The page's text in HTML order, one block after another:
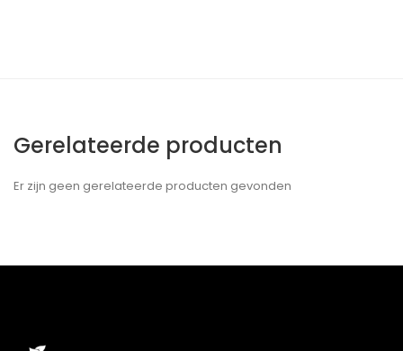
Gerelateerde producten
Er zijn geen gerelateerde producten gevonden